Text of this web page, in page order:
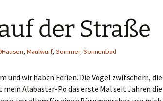
der Straße
, Maulwurf, Sommer, Sonnenbad
und wir haben Ferien. Die Vögel zwitschern, die
Alabaster-Po das erste Mal seit Jahren die